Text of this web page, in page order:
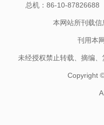
总机：86-10-87826688
本网站所刊载
刊用本
未经授权禁止转载、摘编
Copyright